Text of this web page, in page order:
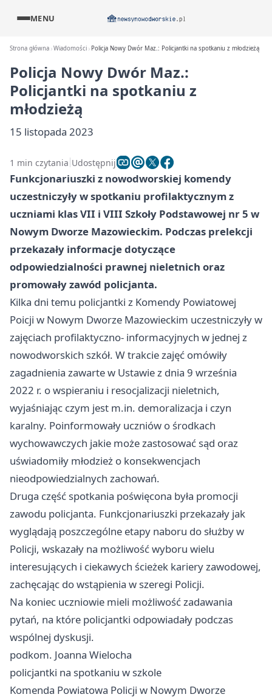
MENU
Strona główna Wiadomości Policja Nowy Dwór Maz.: Policjantki na spotkaniu z młodzieżą
Policja Nowy Dwór Maz.:
Policjantki na spotkaniu z
młodzieżą
15 listopada 2023
1 min czytania Udostępnij
Funkcjonariuszki z nowodworskiej komendy
uczestniczyły w spotkaniu profilaktycznym z
uczniami klas VII i VIII Szkoły Podstawowej nr 5 w
Nowym Dworze Mazowieckim. Podczas prelekcji
przekazały informacje dotyczące
odpowiedzialności prawnej nieletnich oraz
promowały zawód policjanta.
Kilka dni temu policjantki z Komendy Powiatowej
Poicji w Nowym Dworze Mazowieckim uczestniczyły w
zajęciach profilaktyczno- informacyjnych w jednej z
nowodworskich szkół. W trakcie zajęć omówiły
zagadnienia zawarte w Ustawie z dnia 9 września
2022 r. o wspieraniu i resocjalizacji nieletnich,
wyjaśniając czym jest m.in. demoralizacja i czyn
karalny. Poinformowały uczniów o środkach
wychowawczych jakie może zastosować sąd oraz
uświadomiły młodzież o konsekwencjach
nieodpowiedzialnych zachowań.
Druga część spotkania poświęcona była promocji
zawodu policjanta. Funkcjonariuszki przekazały jak
wyglądają poszczególne etapy naboru do służby w
Policji, wskazały na możliwość wyboru wielu
interesujących i ciekawych ścieżek kariery zawodowej,
zachęcając do wstąpienia w szeregi Policji.
Na koniec uczniowie mieli możliwość zadawania
pytań, na które policjantki odpowiadały podczas
wspólnej dyskusji.
podkom. Joanna Wielocha
policjantki na spotkaniu w szkole
Komenda Powiatowa Policji w Nowym Dworze